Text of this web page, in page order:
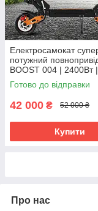
Електросамокат
потужний
BOOST 004 | 2400Вт
год | 20 Ампер |
дюймів
Готово до відправки
42 000 ₴ 52 000 ₴
Купити
Про нас